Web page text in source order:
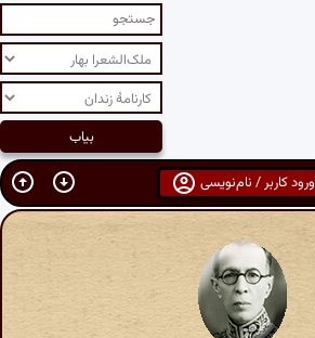
ورود کاربر / نام‌نویسی